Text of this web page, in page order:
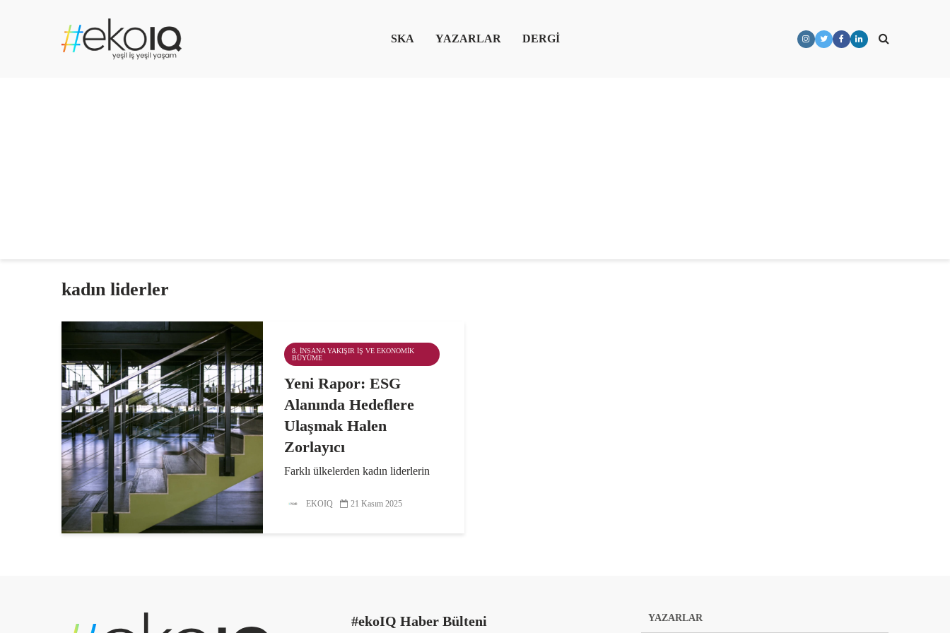
SKA YAZARLAR DERGİ
kadın liderler
8. İNSANA YAKIŞIR İŞ VE EKONOMIK
BÜYÜME
Yeni Rapor: ESG
Alanında Hedeflere
Ulaşmak Halen
Zorlayıcı
Farklı ülkelerden kadın liderlerin
anketin raporlaştırılan sonuçlarına
EKOIQ 21 Kasım 2025
#ekoIQ Haber Bülteni YAZARLAR